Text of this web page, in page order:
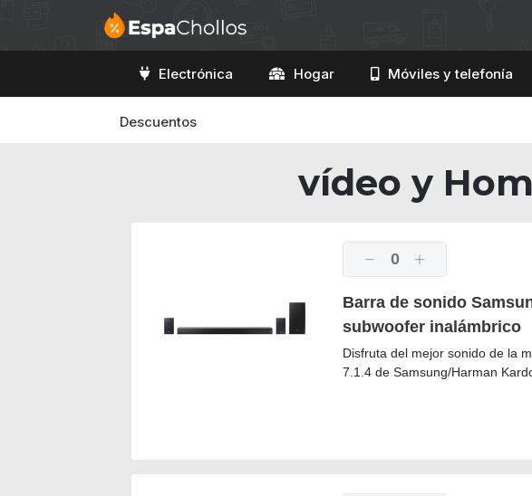
Electrónica Hogar Móviles y telefonía
Descuentos
vídeo y
0
Barra de sonido
subwoofer inalámbrico
Disfruta del mejor sonido de la
7.1.4 de Samsung/Harman